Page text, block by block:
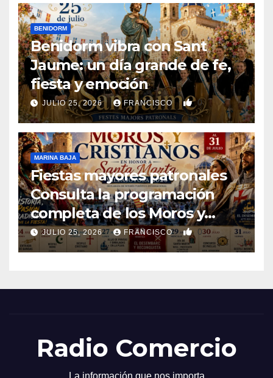
BENIDORM
Benidorm vibra con Sant
Jaume: un día grande de fe,
fiesta y emoción
JULIO 25, 2026 FRANCISCO 0
MARINA BAJA
Fiestas mayores patronales
Consulta la programación
completa de los Moros y
Cristianos de Villajoyosa 2026
JULIO 25, 2026 FRANCISCO 0
Radio Comercio
La información que nos importa